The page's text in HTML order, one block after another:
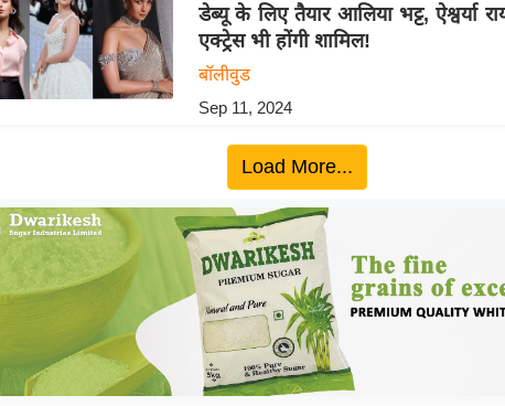
डेब्यू के लिए तैयार आलिया भट्ट, ऐश्वर्या
एक्ट्रेस भी होंगी शामिल!
बॉलीवुड
Sep 11, 2024
Load More...